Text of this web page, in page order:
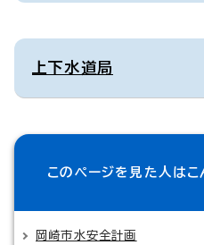
上下水道局
このページを見た人はこ
岡崎市水安全計画